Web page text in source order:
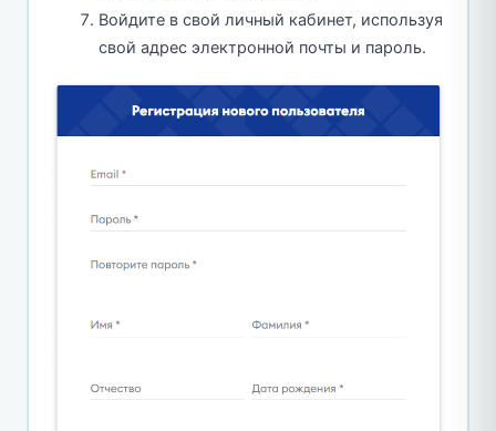
Войдите в свой личный кабинет, используя
свой адрес электронной почты и пароль.